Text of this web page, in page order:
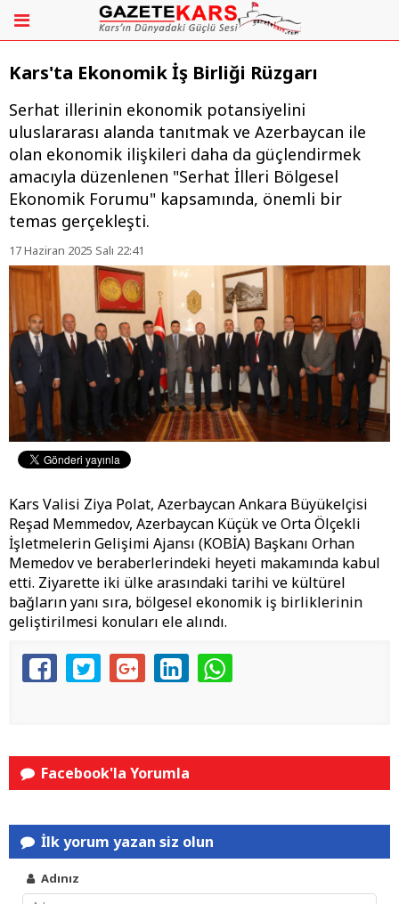
Kars'ta Ekonomik İş Birliği Rüzgarı
Serhat illerinin ekonomik potansiyelini
uluslararası alanda tanıtmak ve Azerbaycan ile
olan ekonomik ilişkileri daha da güçlendirmek
amacıyla düzenlenen "Serhat İlleri Bölgesel
Ekonomik Forumu" kapsamında, önemli bir
temas gerçekleşti.
17 Haziran 2025 Salı 22:41
Kars Valisi Ziya Polat, Azerbaycan Ankara Büyükelçisi
Reşad Memmedov, Azerbaycan Küçük ve Orta Ölçekli
İşletmelerin Gelişimi Ajansı (KOBİA) Başkanı Orhan
Memedov ve beraberlerindeki heyeti makamında kabul
etti. Ziyarette iki ülke arasındaki tarihi ve kültürel
bağların yanı sıra, bölgesel ekonomik iş birliklerinin
geliştirilmesi konuları ele alındı.
Facebook'la Yorumla
İlk yorum yazan siz olun
Adınız